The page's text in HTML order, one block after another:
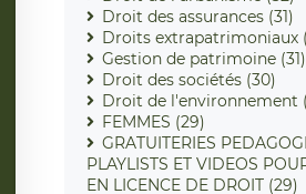
Droit des assurances (31)
Droits extrapatrimoniaux
Gestion de patrimoine (31)
Droit des sociétés (30)
Droit de l'environnement
FEMMES (29)
GRATUITERIES
PLAYLISTS ET VIDEOS
EN LICENCE DE DROIT (29)